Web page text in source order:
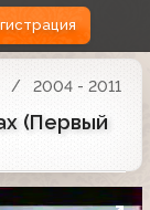
2004 - 2011
(Первый